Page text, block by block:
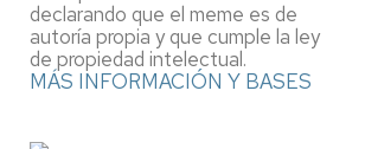
declarando que el meme es de
autoría propia y que cumple la ley
de propiedad intelectual.
MÁS INFORMACIÓN Y BASES